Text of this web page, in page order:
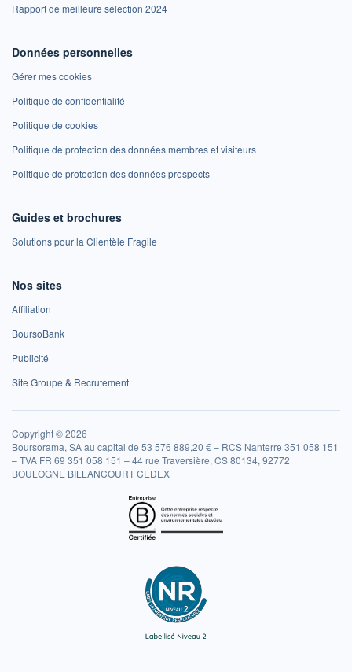
Rapport de meilleure sélection 2024
Données personnelles
Gérer mes cookies
Politique de confidentialité
Politique de cookies
Politique de protection des données membres et visiteurs
Politique de protection des données prospects
Guides et brochures
Solutions pour la Clientèle Fragile
Nos sites
Affiliation
BoursoBank
Publicité
Site Groupe & Recrutement
Copyright © 2026
Boursorama, SA au capital de 53 576 889,20 € – RCS Nanterre 351 058 151
– TVA FR 69 351 058 151 – 44 rue Traversière, CS 80134, 92772
BOULOGNE BILLANCOURT CEDEX